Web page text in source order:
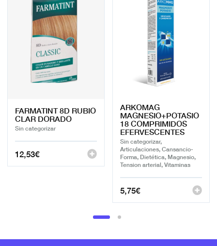
FARMATINT 8D RUBIO
CLAR DORADO
Sin categorizar
12,53€
ARKOMAG
MAGNESIO+POTASIO
18 COMPRIMIDOS
EFERVESCENTES
Sin categorizar,
Articulaciones, Cansancio-
Forma, Dietética, Magnesio,
Tension arterial, Vitaminas
5,75€